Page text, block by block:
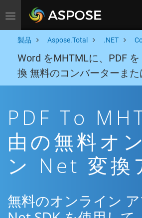
Toggle navigation
製品 Aspose.Total .NET
Word をMHTMLに、PDF
換 無料のコンバーターまた
PDF To
由の無料オ
ン Net 変換
無料のオンライン